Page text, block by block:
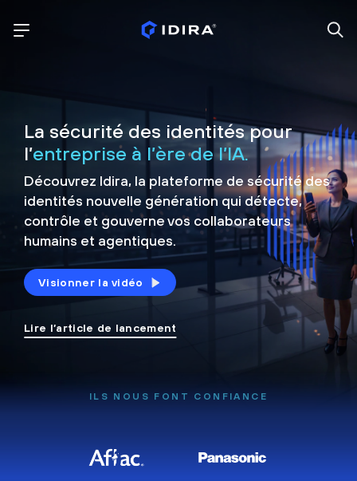
La sécurité des identités pour
l’entreprise à l’ère de l’IA.
Découvrez Idira, la plateforme de sécuritédes
identités nouvelle génération qui détecte,
contrôle et gouverne vos collaborateurs
humains et agentiques.
Visionner la vidéo
Lire l’article de lancement
ILS NOUS FONT CONFIANCE